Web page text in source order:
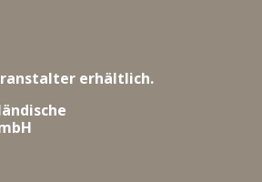
erhältlich.